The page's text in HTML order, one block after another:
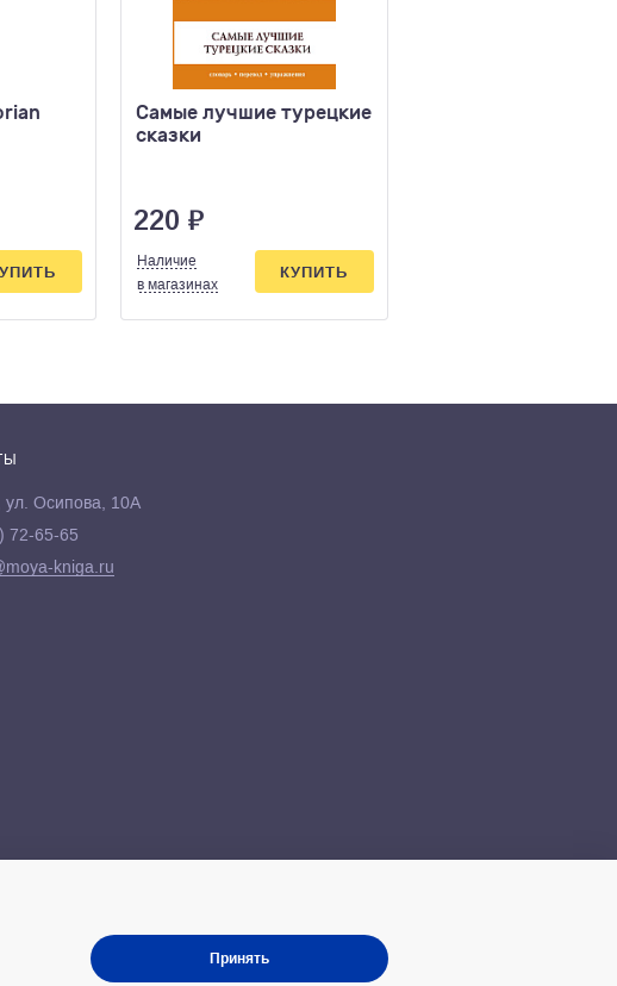
Самые лучшие турецкие
сказки
220 ₽
Наличие
в магазинах
КУПИТЬ
ул. Осипова, 10А
72-65-65
kniga.ru
Принять